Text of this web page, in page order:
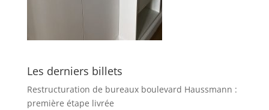
Les derniers billets
Restructuration de bureaux boulevard Haussmann :
première étape livrée